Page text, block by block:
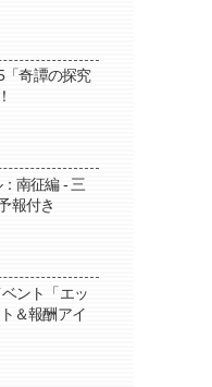
「奇譚の探究
南征編 - 三
報付き
ント「エッ
＆報酬アイ